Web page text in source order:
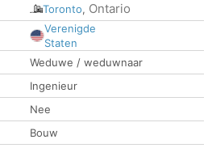
Toronto, Ontario
Verenigde
Staten
Weduwe / weduwnaar
Ingenieur
Nee
Bouw